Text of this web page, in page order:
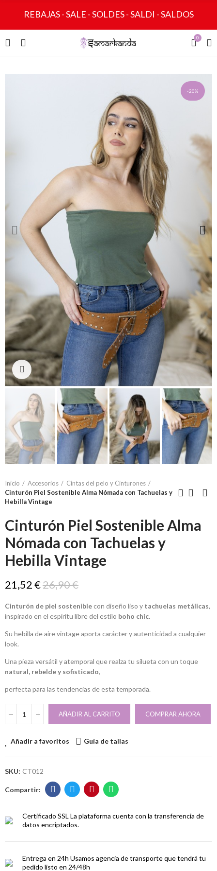
REBAJAS - SALE - SOLDES - SALDI - SALDOS
0
-20%
Ampliar
Inicio Accesorios
Cintas del pelo y Cinturones
Cinturón Piel Sostenible Alma Nómada con Tachuelas y
Hebilla Vintage
Cinturón Piel Sostenible Alma
Nómada con Tachuelas y
Hebilla Vintage
21,52 €26,90 €
Cinturón de piel sosteniblecon diseño liso y tachuelas metálicas,
inspirado en el espíritu libre del estilo boho chic.
Su hebilla de aire vintage aporta carácter y autenticidad a cualquier
look.
Una pieza versátil y atemporal que realza tu silueta con un toque
natural, rebelde y sofisticado,
perfecta para las tendencias de esta temporada.
AÑADIR AL CARRITO COMPRAR AHORA
Añadir a favoritos Guía de tallas
SKU: CT012
Certificado SSL La plataforma cuenta con la transferencia de
datos encriptados.
Entrega en 24h Usamos agencia de transporte que tendrá tu
pedido listo en 24/48h